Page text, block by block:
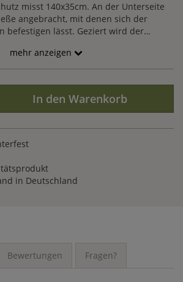
misst 140x35cm. An der Unterseite
angebracht, mit denen sich der
befestigen lässt. Geziert wird der
mehr anzeigen
In den Warenkorb
in Deutschland
Bewertungen Fragen?